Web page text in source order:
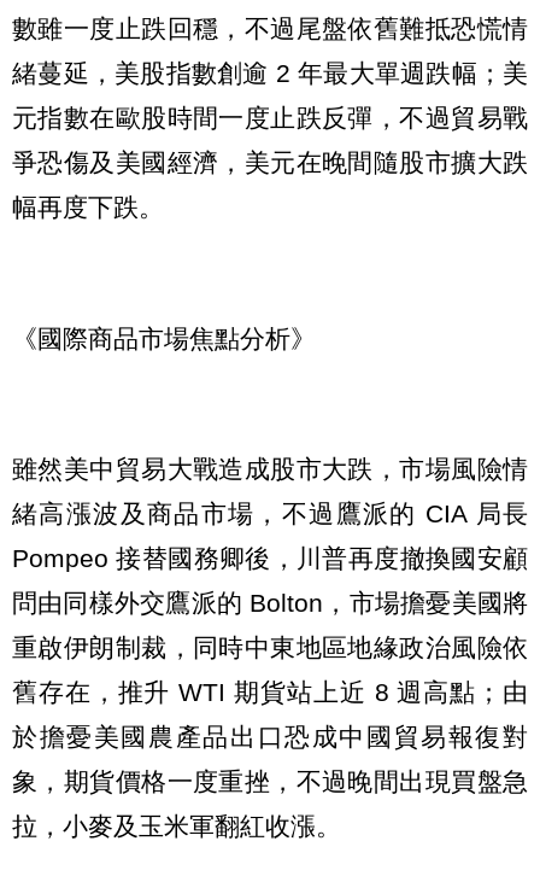
數雖一度止跌回穩，不過尾盤依舊難抵恐慌情
緒蔓延，美股指數創逾 2 年最大單週跌幅；美
元指數在歐股時間一度止跌反彈，不過貿易戰
爭恐傷及美國經濟，美元在晚間隨股市擴大跌
幅再度下跌。
《國際商品市場焦點分析》
雖然美中貿易大戰造成股市大跌，市場風險情
緒高漲波及商品市場，不過鷹派的 CIA 局長
Pompeo 接替國務卿後，川普再度撤換國安顧
問由同樣外交鷹派的 Bolton，市場擔憂美國將
重啟伊朗制裁，同時中東地區地緣政治風險依
舊存在，推升 WTI 期貨站上近 8 週高點；由
於擔憂美國農產品出口恐成中國貿易報復對
象，期貨價格一度重挫，不過晚間出現買盤急
拉，小麥及玉米軍翻紅收漲。